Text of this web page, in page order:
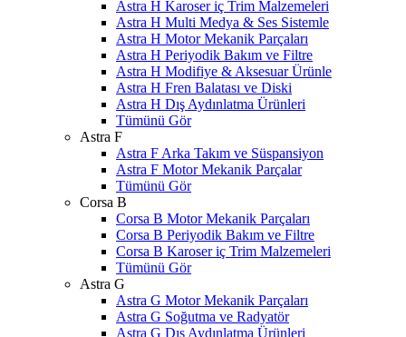
Astra H Karoser iç Trim Malzemeleri
Astra H Multi Medya & Ses Sistemle
Astra H Motor Mekanik Parçaları
Astra H Periyodik Bakım ve Filtre
Astra H Modifiye & Aksesuar Ürünle
Astra H Fren Balatası ve Diski
Astra H Dış Aydınlatma Ürünleri
Tümünü Gör
Astra F
Astra F Arka Takım ve Süspansiyon
Astra F Motor Mekanik Parçalar
Tümünü Gör
Corsa B
Corsa B Motor Mekanik Parçaları
Corsa B Periyodik Bakım ve Filtre
Corsa B Karoser iç Trim Malzemeleri
Tümünü Gör
Astra G
Astra G Motor Mekanik Parçaları
Astra G Soğutma ve Radyatör
Astra G Dış Aydınlatma Ürünleri